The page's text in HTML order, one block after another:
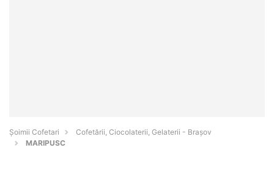
Șoimii Cofetari
Cofetării, Ciocolaterii, Gelaterii - Braşov
MARIPUSC